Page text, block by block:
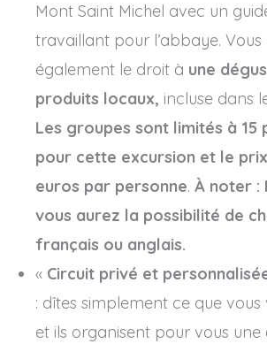
Mont Saint Michel avec un
travaillant pour l’abbaye. Vous
également le droit à une
produits locaux, incluse dans
Les groupes sont limités à 15
pour cette excursion et le
euros par personne. À noter :
vous aurez la possibilité de
français ou anglais.
« Circuit privé et
: dîtes simplement ce que vous
et ils organisent pour vous une